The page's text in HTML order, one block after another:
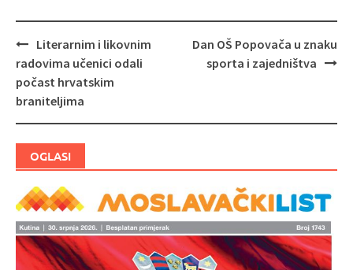
Navigacija
objava
Literarnim i likovnim
radovima učenici odali
počast hrvatskim
braniteljima
Dan OŠ Popovača u znaku
sporta i zajedništva
OGLASI